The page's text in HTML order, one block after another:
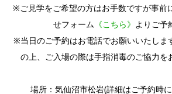
※ご見学をご希望の方はお手数ですが事前
せフォーム 《こちら》 よりご予
※当日のご予約はお電話でお願いいたしま
の上、ご入場の際は手指消毒のご協力を
場所：気仙沼市松岩(詳細はご予約時